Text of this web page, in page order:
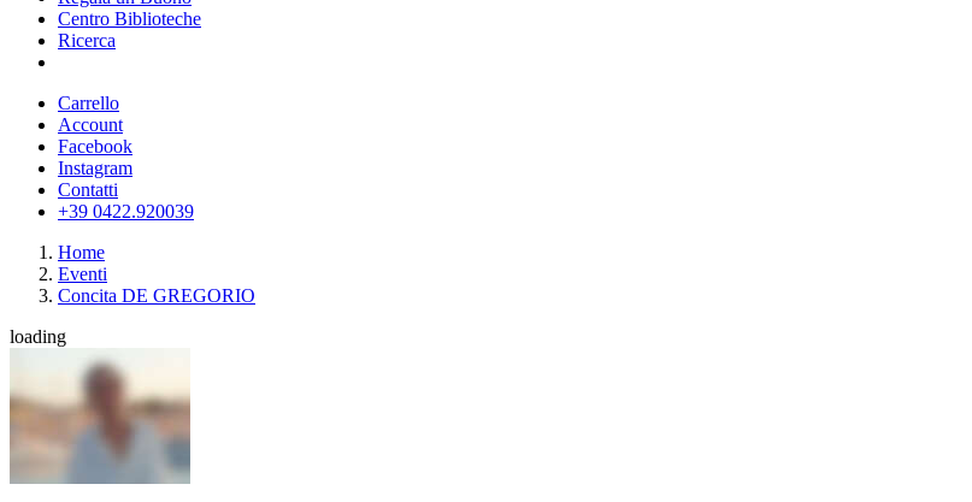
Centro Biblioteche
Ricerca
Carrello
Account
Facebook
Instagram
Contatti
+39 0422.920039
Home
Eventi
Concita DE GREGORIO
loading